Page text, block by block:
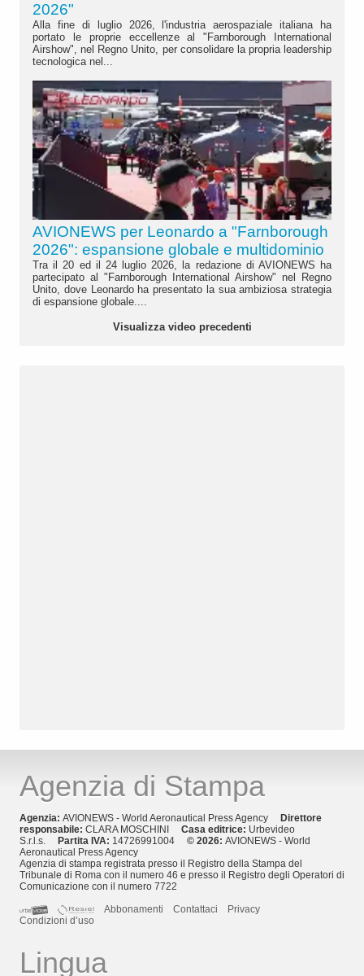
2026"
Alla fine di luglio 2026, l'industria aerospaziale italiana ha
portato le proprie eccellenze al "Farnborough International
Airshow", nel Regno Unito, per consolidare la propria leadership
tecnologica nel...
AVIONEWS per Leonardo a "Farnborough
2026": espansione globale e multidominio
Tra il 20 ed il 24 luglio 2026, la redazione di AVIONEWS ha
partecipato al "Farnborough International Airshow" nel Regno
Unito, dove Leonardo ha presentato la sua ambiziosa strategia
di espansione globale....
Visualizza video precedenti
Agenzia di Stampa
Agenzia: AVIONEWS - World Aeronautical Press Agency
Direttore
responsabile: CLARA MOSCHINI Casa editrice: Urbevideo
S.r.l.s.
Partita IVA: 14726991004 © 2026: AVIONEWS - World
Aeronautical Press Agency
Agenzia di stampa registrata presso il Registro della Stampa del
Tribunale di Roma con il numero 46 e presso il Registro degli Operatori di
Comunicazione con il numero 7722
Abbonamenti
Contattaci
Privacy
Condizioni d’uso
Lingua